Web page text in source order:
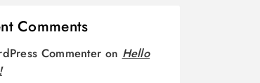
Comments
Commenter on Hello